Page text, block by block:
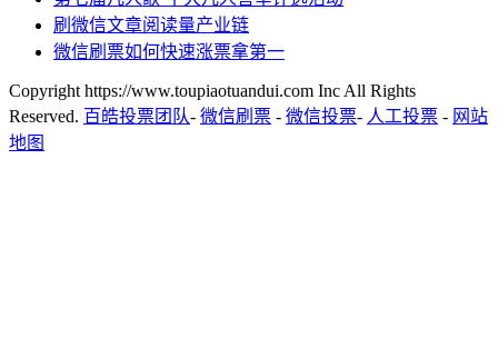
刷微信文章阅读量产业链
微信刷票如何快速涨票拿第一
Copyright https://www.toupiaotuandui.com Inc All Rights
Reserved. 百皓投票团队- 微信刷票 - 微信投票- 人工投票 - 网站
地图